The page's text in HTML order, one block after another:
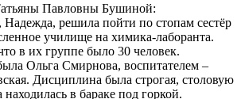
Павловны Бушиной:
решила пойти по стопам сестёр
училище на химика-лаборанта.
в их группе было 30 человек.
Ольга Смирнова, воспитателем –
Дисциплина была строгая, столовую
в бараке под горкой.